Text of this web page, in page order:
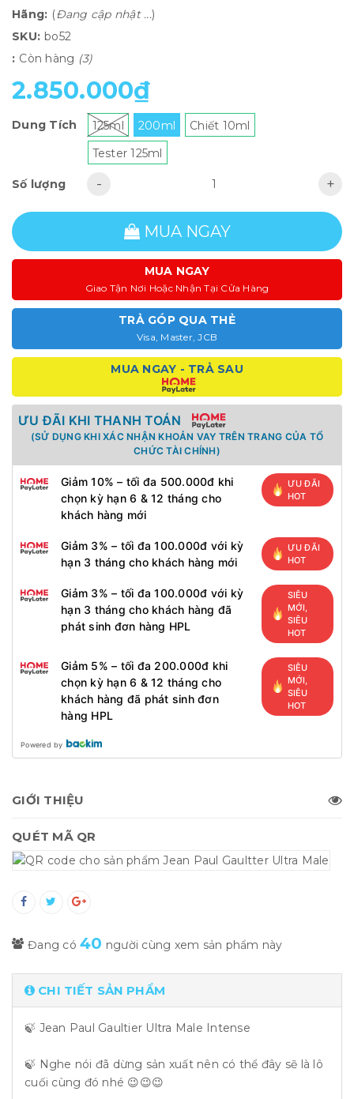
Hãng: (Đang cập nhật ...)
SKU: bo52
: Còn hàng (3)
2.850.000₫
Dung Tích 125ml 200ml
Chiết 10ml
Tester 125ml
Số lượng - +
MUA NGAY
MUA NGAY
Giao Tận Nơi Hoặc Nhận Tại Cửa Hàng
TRẢ GÓP QUA THẺ
Visa, Master, JCB
MUA NGAY - TRẢ SAU
ƯU ĐÃI KHI THANH TOÁN
(SỬ DỤNG KHI XÁC NHẬN KHOẢN VAY TRÊN TRANG CỦA TỔ
CHỨC TÀI CHÍNH)
Giảm 10% – tối đa 500.000đ khi
chọn kỳ hạn 6 & 12 tháng cho
khách hàng mới
ƯU ĐÃI
HOT
Giảm 3% – tối đa 100.000đ với kỳ
hạn 3 tháng cho khách hàng mới
ƯU ĐÃI
HOT
Giảm 3% – tối đa 100.000đ với kỳ
hạn 3 tháng cho khách hàng đã
phát sinh đơn hàng HPL
SIÊU
MỚI,
SIÊU
HOT
Giảm 5% – tối đa 200.000đ khi
chọn kỳ hạn 6 & 12 tháng cho
khách hàng đã phát sinh đơn
hàng HPL
SIÊU
MỚI,
SIÊU
HOT
Powered by
GIỚI THIỆU
QUÉT MÃ QR
Đang có 40 người cùng xem sản phẩm này
CHI TIẾT SẢN PHẨM
🍃 Jean Paul Gaultier Ultra Male Intense
🍃 Nghe nói đã dừng sản xuất nên có thể đây sẽ là lô
cuối cùng đó nhé 😉😉😉